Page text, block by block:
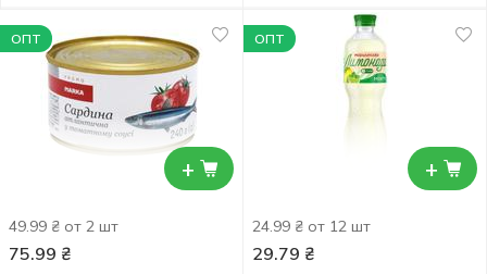
+
ОПТ
49.99 ₴ от 2 шт
75.99 ₴
+
ОПТ
24.99 ₴ от 12 шт
29.79 ₴